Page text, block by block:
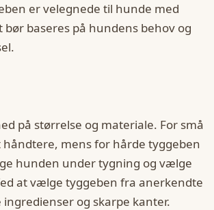
er velegnede til hunde med
baseres på hundens behov og
på størrelse og materiale. For små
mens for hårde tyggeben
hunden under tygning og vælge
at vælge tyggeben fra anerkendte
og skarpe kanter.